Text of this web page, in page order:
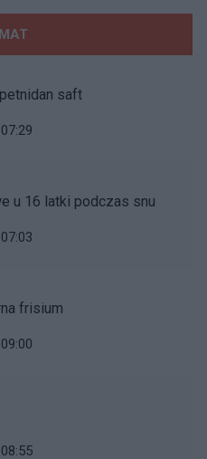
saft
u 16 latki podczas snu
frisium